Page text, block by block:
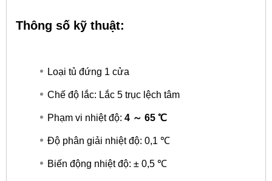
Thông số kỹ thuật:
Loại tủ đứng 1 cửa
Chế độ lắc: Lắc 5 trục lệch tâm
Phạm vi nhiệt độ: 4 ～ 65 ℃
Độ phân giải nhiệt độ: 0,1 ℃
Biến động nhiệt độ: ± 0,5 ℃